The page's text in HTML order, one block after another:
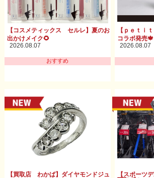
【コスメティックス セルレ】夏のお
出かけメイク🌻
2026.08.07
おすすめ
【ｐｅｔｉ
コラボ発売🍁
2026.08.07
【買取店 わかば】ダイヤモンドジュ
【スポーツ